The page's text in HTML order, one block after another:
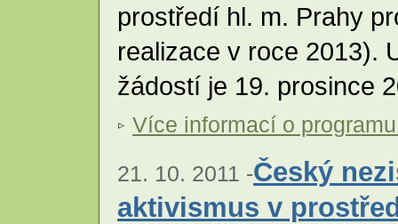
prostředí hl. m. Prahy
realizace v roce 2013).
žádostí je 19. prosince
Více informací o
21. 10. 2011 -Český
aktivismus v